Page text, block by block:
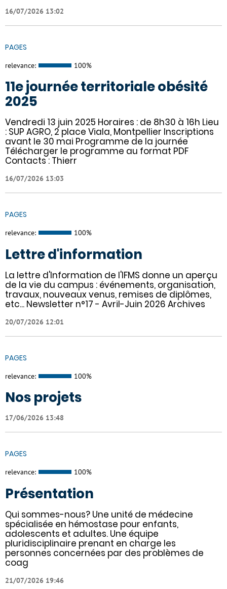
16/07/2026 13:02
PAGES
relevance: 100%
11e journée territoriale obésité
2025
Vendredi 13 juin 2025 Horaires : de 8h30 à 16h Lieu
: SUP AGRO, 2 place Viala, Montpellier Inscriptions
avant le 30 mai Programme de la journée
Télécharger le programme au format PDF
Contacts : Thierr
16/07/2026 13:03
PAGES
relevance: 100%
Lettre d'information
La lettre d'Information de l'IFMS donne un aperçu
de la vie du campus : événements, organisation,
travaux, nouveaux venus, remises de diplômes,
etc... Newsletter n°17 - Avril-Juin 2026 Archives
20/07/2026 12:01
PAGES
relevance: 100%
Nos projets
17/06/2026 13:48
PAGES
relevance: 100%
Présentation
Qui sommes-nous? Une unité de médecine
spécialisée en hémostase pour enfants,
adolescents et adultes. Une équipe
pluridisciplinaire prenant en charge les
personnes concernées par des problèmes de
coag
21/07/2026 19:46